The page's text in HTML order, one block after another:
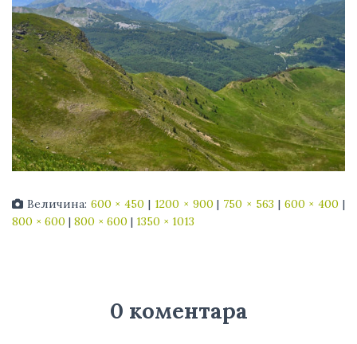
Величина: 600 × 450 | 1200 × 900 | 750 × 563 | 600 × 400 |
800 × 600 | 800 × 600 | 1350 × 1013
0 коментара